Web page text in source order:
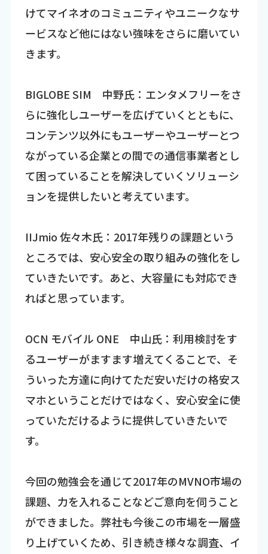
けてマイネオのコミュニティやユニークなサ
ービスなど他にはない強味をさらに磨いてい
きます。
BIGLOBE SIM 中野氏：エンタメフリーをさ
らに強化しユーザーを広げていくとともに、
コンテンツ以外にもユーザーやユーザーとつ
ながっている企業との間での通信事業者とし
て困っていることを解決していくソリューシ
ョンを提供したいと考えています。
IIJmio 佐々木氏：2017年残りの課題という
ところでは、安心安全の取り組みの強化をし
ていきたいです。あと、大容量にも対応でき
ればと思っています。
OCN モバイル ONE 中山氏：利用検討をす
るユーザーがますます増えてくることで、そ
ういった方達に向けてただ安いだけの格安ス
マホということだけではなく、安心安全に使
っていただけるように提供していきたいで
す。
今回の勉強会を通じて2017年のMVNO市場の
課題、力を入れることなどご意向を伺うこと
ができました。弊社も今後この市場を一層盛
り上げていくため、引き続き様々な調査、イ